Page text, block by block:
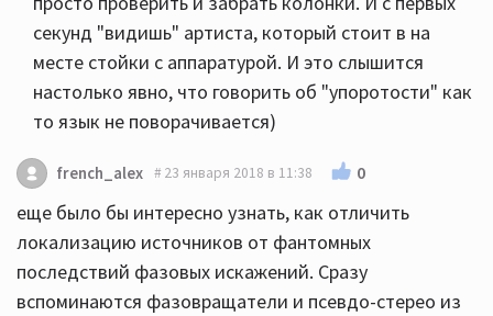
секунд "видишь" артиста, который стоит в на
месте стойки с аппаратурой. И это слышится
настолько явно, что говорить об "упоротости" как
то язык не поворачивается)
french_alex 23 января 2018 в 11:38 0
еще было бы интересно узнать, как отличить
локализацию источников от фантомных
последствий фазовых искажений. Сразу
вспоминаются фазовращатели и псевдо-стерео из